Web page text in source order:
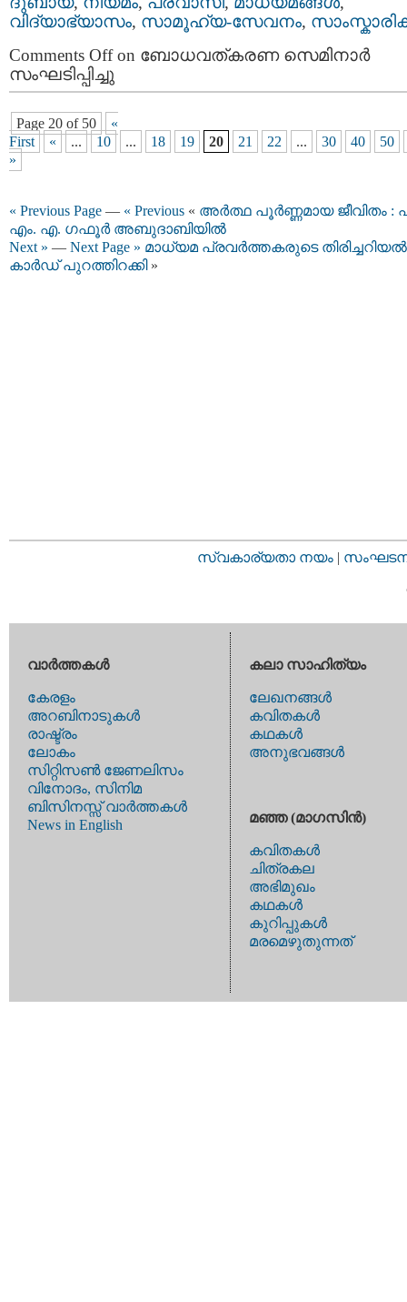
വിദ്യാഭ്യാസം, സാമൂഹ്യ-സേവനം,
Comments Offon ബോധവത്കരണ സെമിനാർ
സംഘടിപ്പിച്ചു
Page 20 of 50
«
First
« ... 10 ... 18 19 20 21 22 ... 30 40
50
»
« Previous Page — « Previous « അർത്ഥ പൂർണ്ണമായ ജീവിതം :
എം. എ. ഗഫൂർ അബുദാബിയിൽ
Next » — Next Page » മാധ്യമ പ്രവർത്തകരുടെ തിരിച്ചറിയൽ
കാർഡ് പുറത്തിറക്കി»
സ്വകാര്യതാ നയം |
വാര്‍ത്തകള്‍
കേരളം
അറബിനാടുകള്‍
രാഷ്ട്രം
ലോകം
സിറ്റിസണ്‍ ജേണലിസം
വിനോദം, സിനിമ
ബിസിനസ്സ് വാര്‍ത്തകള്‍
News in English
കലാ സാഹിത്യം
ലേഖനങ്ങള്‍
കവിതകള്‍
കഥകള്‍
അനുഭവങ്ങള്‍
മഞ്ഞ (മാഗസിന്‍)
കവിതകള്‍
ചിത്രകല
അഭിമുഖം
കഥകള്‍
കുറിപ്പുകള്‍
മരമെഴുതുന്നത്